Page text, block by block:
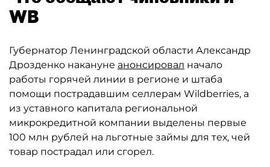
WB
Губернатор Ленинградской области Александр
Дрозденко накануне анонсировал начало
работы горячей линии в регионе и штаба
помощи пострадавшим селлерам Wildberries, а
из уставного капитала региональной
микрокредитной компании выделены первые
100 млн рублей на льготные займы для тех, чей
товар пострадал или сгорел.